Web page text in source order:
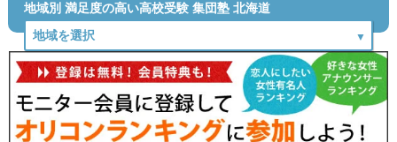
地域別 満足度の高い高校受験 集団塾 北海道